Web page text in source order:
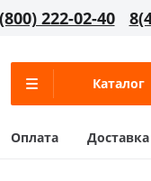
222-02-40
Каталог
Оплата Доставка